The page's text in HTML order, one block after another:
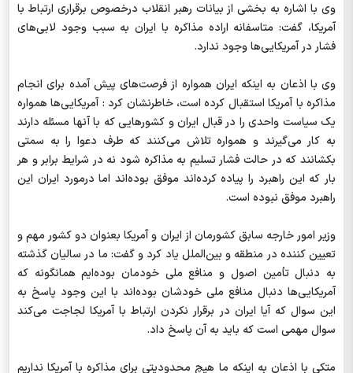
وی با اشاره به بخشی از بیانات رهبر انقلاب درخصوص برقراری ارتباط با
آمریکا، گفت: متاسفانه اراده مذاکره با ایران به سبب وجود لابی‌های
فشار در آمریکایی‌ها وجود ندارد.
وی با اذعان به اینکه ایران همواره از فرصت‌های پیش آمده برای انجام
مذاکره با آمریکا استقبال کرده است، خاطرنشان کرد : آمریکایی‌ها همواره
یک سیاست واحدی را در قبال ایران و کشورهایی که با آنها مسئله دارند
به کار می‌گیرند و همواره تلاش می‌کنند که طرف دعوا را به سمتی
بکشانند که در حالت فشار تسلیم به مذاکره شود نه در شرایط برابر و هر
بار که این راهبرد را پیاده کرده‌اند موفق بوده‌اند اما درمورد ایران این
راهبرد موفق نبوده است.
وزیر امور خارجه سابق کشورمان از ایران و آمریکا بعنوان دو کشور مهم و
تعیین کننده در منطقه و بین‌الملل یاد کرد و گفت: ما در سالیان گذشته
به دنبال تأمین اصول و منافع ملی خودمان بوده‌ایم همانگونه که
آمریکایی‌ها دنبال منافع ملی خودشان بوده‌اند با این وجود پاسخ به
این سوال که آیا ایران در برقرار نکردن ارتباط با آمریکا لجاجت می‌کند
سوال مهمی است که باید به آن پاسخ داد.
متکی با اذعان به اینکه ما هیچ محدودیتی برای مذاکره با آمریکا نداریم